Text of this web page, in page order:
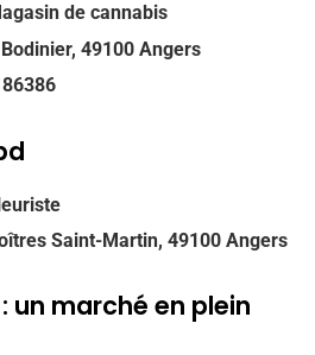
de cannabis
49100 Angers
Saint-Martin, 49100 Angers
un marché en plein